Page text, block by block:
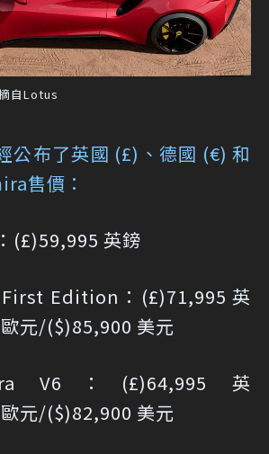
自Lotus
公布了英國 (£)、德國 (€) 和
售價：
(£)59,995 英鎊
Edition：(£)71,995 英
元/($)85,900 美元
V6：(£)64,995 英
元/($)82,900 美元